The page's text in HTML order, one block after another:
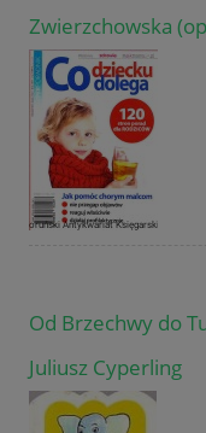
Zwierzchowska
Od Brzechwy do
Juliusz Cyperling